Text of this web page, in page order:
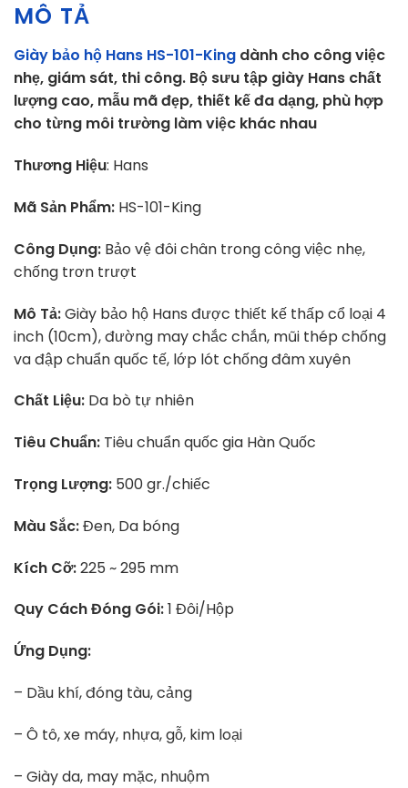
MÔ TẢ
Giày bảo hộ Hans HS-101-King dành cho công việc
nhẹ, giám sát, thi công. Bộ sưu tập giày Hans chất
lượng cao, mẫu mã đẹp, thiết kế đa dạng, phù hợp
cho từng môi trường làm việc khác nhau
Thương Hiệu: Hans
Mã Sản Phẩm: HS-101-King
Công Dụng: Bảo vệ đôi chân trong công việc nhẹ,
chống trơn trượt
Mô Tả:Giày bảo hộ Hans được thiết kế thấp cổ loại 4
inch (10cm), đường may chắc chắn, mũi thép chống
va đập chuẩn quốc tế, lớp lót chống đâm xuyên
Chất Liệu: Da bò tự nhiên
Tiêu Chuẩn: Tiêu chuẩn quốc gia Hàn Quốc
Trọng Lượng: 500 gr./chiếc
Màu Sắc:Đen, Da bóng
Kích Cỡ:225 ~ 295 mm
Quy Cách Đóng Gói:1 Đôi/Hộp
Ứng Dụng:
– Dầu khí, đóng tàu, cảng
– Ô tô, xe máy, nhựa, gỗ, kim loại
– Giày da, may mặc, nhuộm